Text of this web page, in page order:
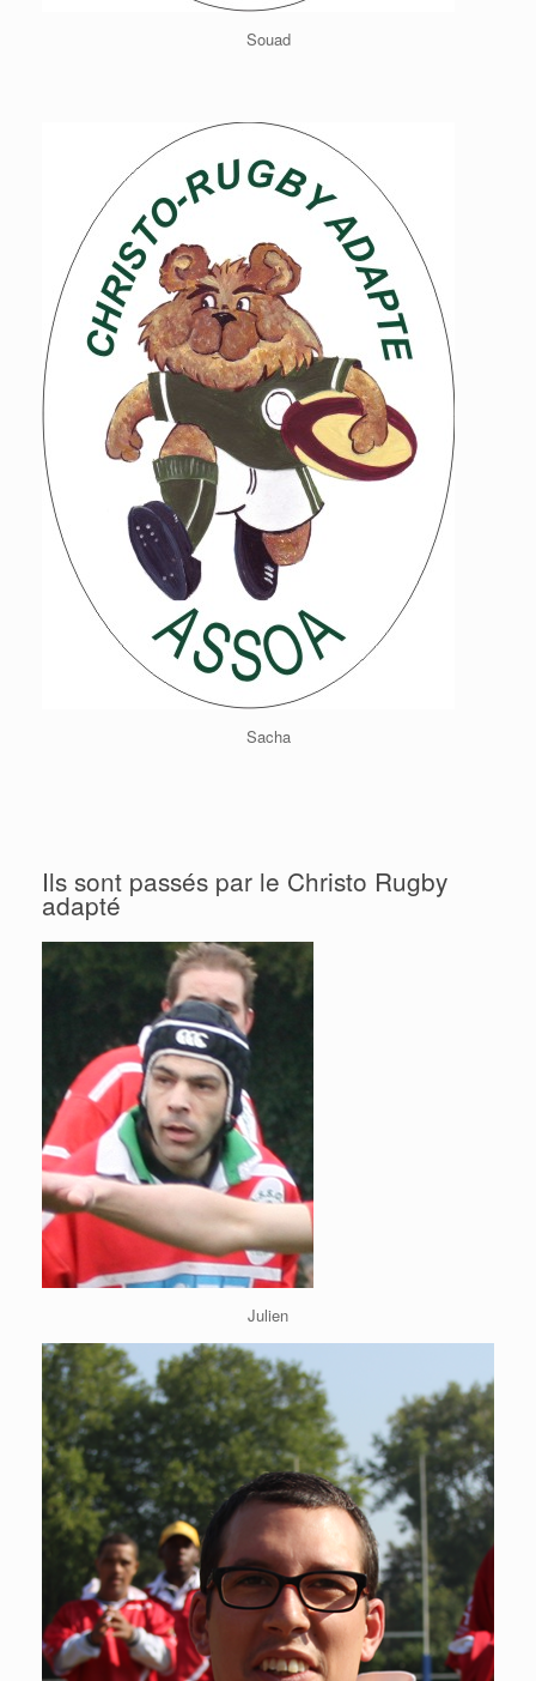
Souad
Sacha
Ils sont passés par le Christo Rugby
adapté
Julien